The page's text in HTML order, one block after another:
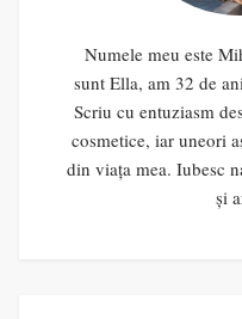
Numele meu este
sunt Ella, am 32 de
Scriu cu entuziasm
cosmetice, iar uneori
din viața mea. Iubesc
și